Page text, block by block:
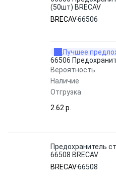
(50шт) BRECAV
BRECAV66506
Лучшее
66506
Вероятность
Наличие
Отгрузка
2.62 p.
Предохранитель
66508 BRECAV
BRECAV66508